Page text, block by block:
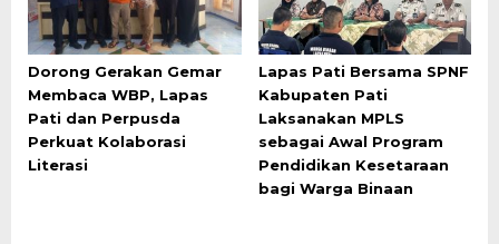
Dorong Gerakan Gemar
Membaca WBP, Lapas
Pati dan Perpusda
Perkuat Kolaborasi
Literasi
Lapas Pati Bersama SPNF
Kabupaten Pati
Laksanakan MPLS
sebagai Awal Program
Pendidikan Kesetaraan
bagi Warga Binaan